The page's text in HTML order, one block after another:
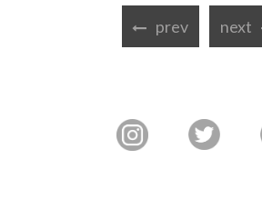
prev next